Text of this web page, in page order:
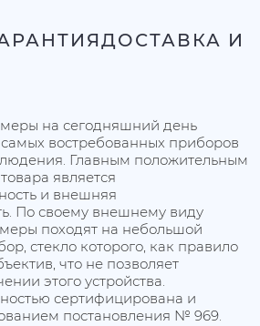
ДОСТАВКА И
на сегодняшний день
востребованных приборов
Главным положительным
является
и внешняя
По своему внешнему виду
походят на небольшой
стекло которого, как правило
что не позволяет
этого устройства.
сертифицирована и
постановления № 969.